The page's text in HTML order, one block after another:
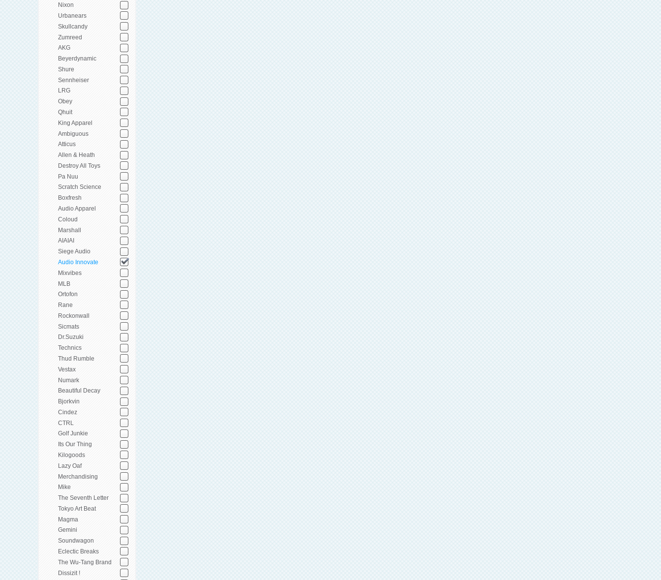
Nixon
Urbanears
Skullcandy
Zumreed
AKG
Beyerdynamic
Shure
Sennheiser
LRG
Obey
Qhuit
King Apparel
Ambiguous
Atticus
Allen & Heath
Destroy All Toys
Pa Nuu
Scratch Science
Boxfresh
Audio Apparel
Coloud
Marshall
AIAIAI
Siege Audio
Audio Innovate
Mixvibes
MLB
Ortofon
Rane
Rockonwall
Sicmats
Dr.Suzuki
Technics
Thud Rumble
Vestax
Numark
Beautiful Decay
Bjorkvin
Cindez
CTRL
Golf Junkie
Its Our Thing
Kilogoods
Lazy Oaf
Merchandising
Mike
The Seventh Letter
Tokyo Art Beat
Magma
Gemini
Soundwagon
Eclectic Breaks
The Wu-Tang Brand
Dissizit !